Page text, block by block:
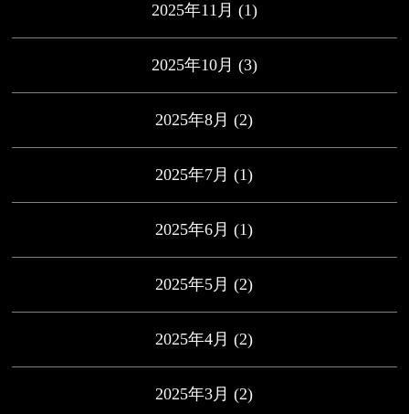
2025年11月 (1)
2025年10月 (3)
2025年8月 (2)
2025年7月 (1)
2025年6月 (1)
2025年5月 (2)
2025年4月 (2)
2025年3月 (2)